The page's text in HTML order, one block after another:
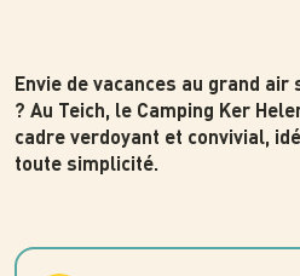
Envie de vacances au grand air
? Au Teich, le Camping Ker
cadre verdoyant et convivial,
toute simplicité.